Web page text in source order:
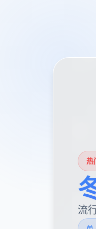
热
流